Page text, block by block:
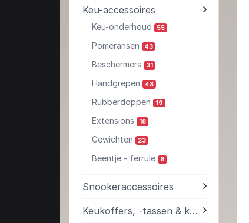
Keu-accessoires
Keu-onderhoud 55
Pomeransen 43
Beschermers 31
Handgrepen 48
Rubberdoppen 19
Extensions 18
Gewichten 23
Beentje - ferrule 6
Snookeraccessoires
Keukoffers, -tassen & kokers